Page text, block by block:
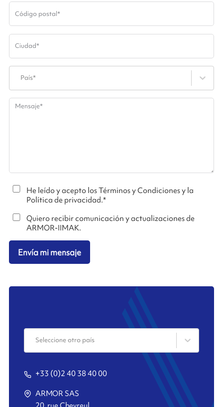
Código postal*
Ciudad*
País*
Mensaje*
He leído y acepto los Términos y Condiciones y la
Política de privacidad.*
Quiero recibir comunicación y actualizaciones de
ARMOR-IIMAK.
Envía mi mensaje
Seleccione otro país
+33 (0)2 40 38 40 00
ARMOR SAS